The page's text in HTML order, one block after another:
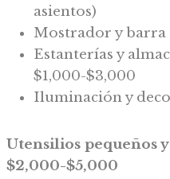
asientos)
Mostrador y barra
Estanterías y
$1,000-$3,000
Iluminación y
Utensilios pequeños
$2,000-$5,000